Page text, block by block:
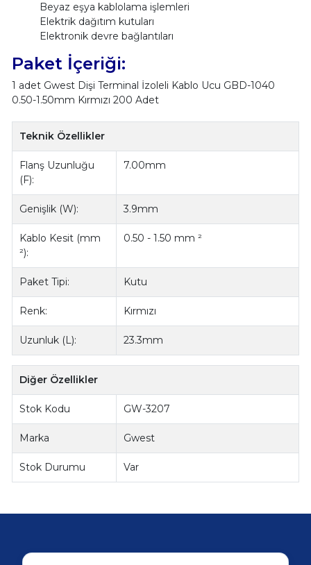
Beyaz eşya kablolama işlemleri
Elektrik dağıtım kutuları
Elektronik devre bağlantıları
Paket İçeriği:
1 adet Gwest Dişi Terminal İzoleli Kablo Ucu GBD-1040
0.50-1.50mm Kırmızı 200 Adet
Teknik Özellikler
Flanş Uzunluğu
(F):
7.00mm
Genişlik (W): 3.9mm
Kablo Kesit (mm
²):
0.50 - 1.50 mm ²
Paket Tipi: Kutu
Renk: Kırmızı
Uzunluk (L): 23.3mm
Diğer Özellikler
Stok Kodu GW-3207
Marka Gwest
Stok Durumu Var